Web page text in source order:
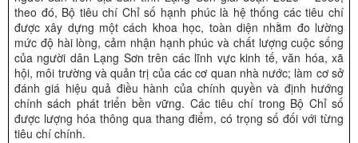
theo đó, Bộ tiêu chí Chỉ số hạnh phúc là hệ thống các tiêu chí
được xây dựng một cách khoa học, toàn diện nhằm đo lường
mức độ hài lòng, cảm nhận hạnh phúc và chất lượng cuộc sống
của người dân Lạng Sơn trên các lĩnh vực kinh tế, văn hóa, xã
hội, môi trường và quản trị của các cơ quan nhà nước; làm cơ sở
đánh giá hiệu quả điều hành của chính quyền và định hướng
chính sách phát triển bền vững. Các tiêu chí trong Bộ Chỉ số
được lượng hóa thông qua thang điểm, có trọng số đối với từng
tiêu chí chính.